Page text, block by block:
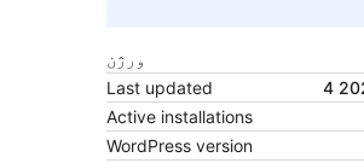
ورژن
Last updated
Active installations
WordPress version